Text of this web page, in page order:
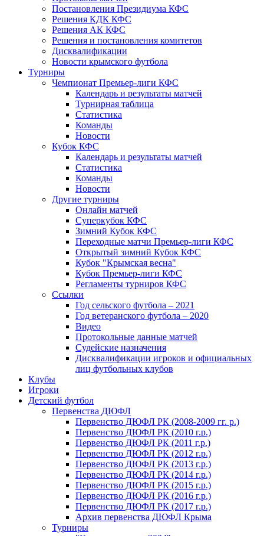
Постановления Президиума КФС
Решения КДК КФС
Решения АК КФС
Решения и постановления комитетов
Дисквалификации
Новости крымского футбола
Турниры
Чемпионат Премьер-лиги КФС
Календарь и результаты матчей
Турнирная таблица
Статистика
Команды
Новости
Кубок КФС
Календарь и результаты матчей
Статистика
Команды
Новости
Другие турниры
Онлайн матчей
Суперкубок КФС
Зимний Кубок КФС
Переходные матчи Премьер-лиги КФС
Открытый зимний Кубок КФС
Кубок "Крымская весна"
Кубок Премьер-лиги КФС
Регламенты турниров КФС
Ссылки
Год сельского футбола – 2021
Год ветеранского футбола – 2020
Видео
Протокольные данные матчей
Судейские назначения
Дисквалификации игроков и официальных
лиц футбольных клубов
Клубы
Игроки
Детский футбол
Первенства ДЮФЛ
Первенство ДЮФЛ РК (2008-2009 гг. р.)
Первенство ДЮФЛ РК (2010 г.р.)
Первенство ДЮФЛ РК (2011 г.р.)
Первенство ДЮФЛ РК (2012 г.р.)
Первенство ДЮФЛ РК (2013 г.р.)
Первенство ДЮФЛ РК (2014 г.р.)
Первенство ДЮФЛ РК (2015 г.р.)
Первенство ДЮФЛ РК (2016 г.р.)
Первенство ДЮФЛ РК (2017 г.р.)
Архив первенства ДЮФЛ Крыма
Турниры